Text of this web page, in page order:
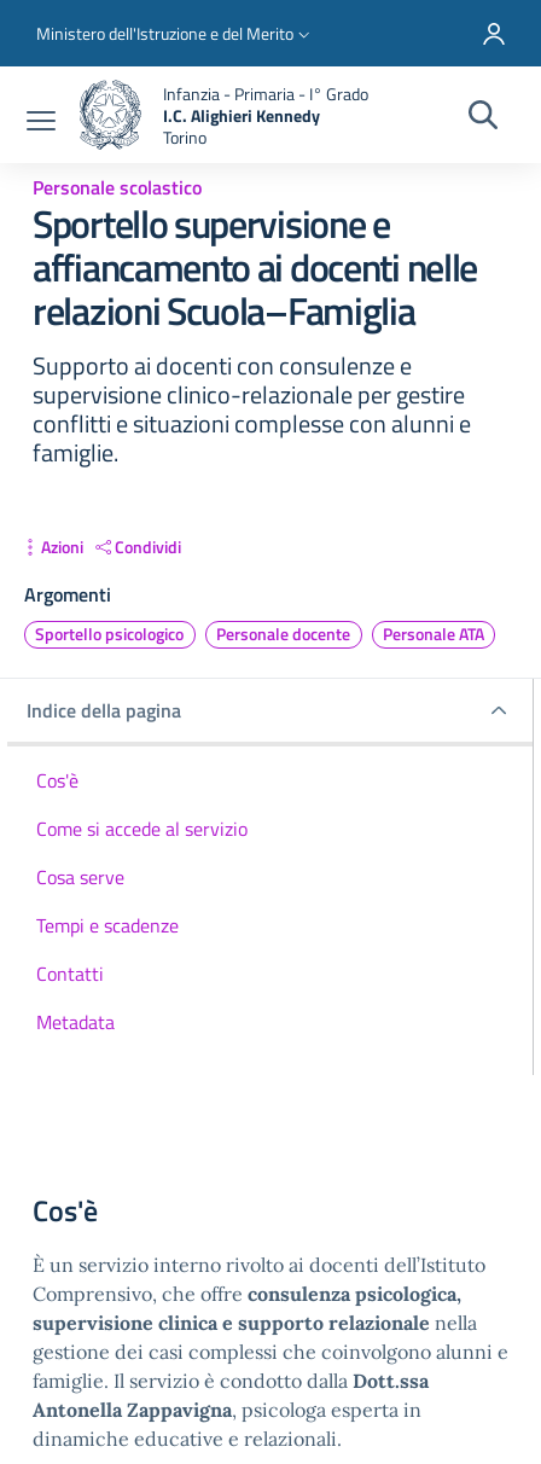
Slim top
Ministero dell'Istruzione e del Merito
Infanzia - Primaria - I° Grado
I.C. Alighieri Kennedy
Torino
Personale scolastico
Sportello supervisione e
affiancamento ai docenti nelle
relazioni Scuola–Famiglia
Supporto ai docenti con consulenze e
supervisione clinico-relazionale per gestire
conflitti e situazioni complesse con alunni e
famiglie.
Azioni Condividi
Argomenti
Sportello psicologico Personale docente Personale ATA
Indice della pagina
Indice della pagina
Cos'è
Come si accede al servizio
Cosa serve
Tempi e scadenze
Contatti
Metadata
Cos'è
È un servizio interno rivolto ai docenti dell’Istituto
Comprensivo, che offre consulenza psicologica,
supervisione clinica e supporto relazionale nella
gestione dei casi complessi che coinvolgono alunni e
famiglie. Il servizio è condotto dalla Dott.ssa
Antonella Zappavigna, psicologa esperta in
dinamiche educative e relazionali.